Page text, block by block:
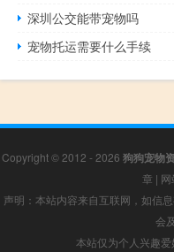
深圳公交能带宠物吗
宠物托运需要什么手续
Copyright © 2012 - 2026 狗狗宠物
章 |
声明：本站内容来自互联网，如信
会
本站仅为个人兴趣